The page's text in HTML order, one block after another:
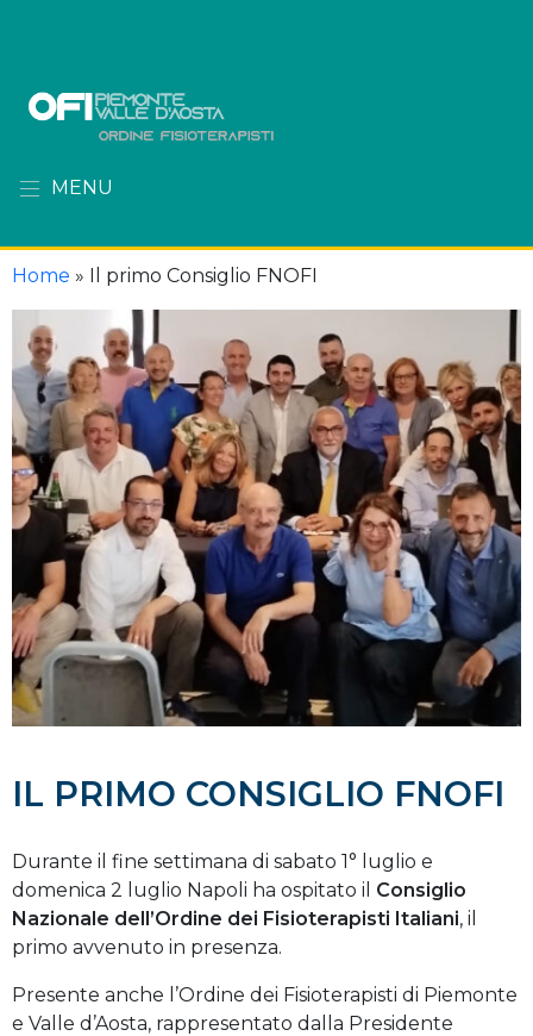
MENU
Home » Il primo Consiglio FNOFI
IL PRIMO CONSIGLIO FNOFI
Durante il fine settimana di sabato 1° luglio e
domenica 2 luglio Napoli ha ospitato il Consiglio
Nazionale dell’Ordine dei Fisioterapisti Italiani, il
primo avvenuto in presenza.
Presente anche l’Ordine dei Fisioterapisti di Piemonte
e Valle d’Aosta, rappresentato dalla Presidente